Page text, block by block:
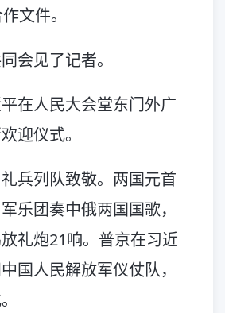
文件。
会见了记者。
在人民大会堂东门外广
迎仪式。
兵列队致敬。两国元首
乐团奏中俄两国国歌，
礼炮21响。普京在习近
国人民解放军仪仗队，